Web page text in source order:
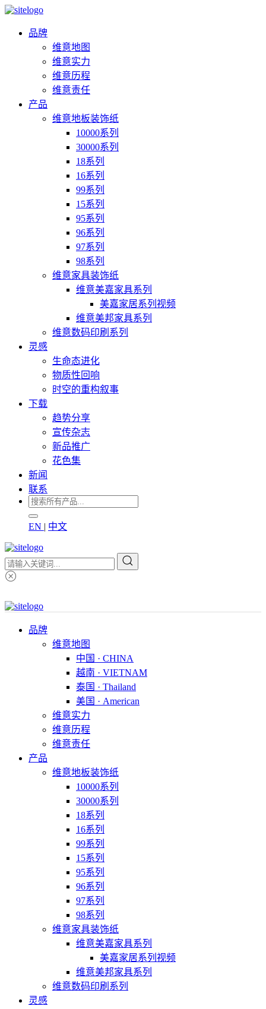
品牌
维意地图
维意实力
维意历程
维意责任
产品
维意地板装饰纸
10000系列
30000系列
18系列
16系列
99系列
15系列
95系列
96系列
97系列
98系列
维意家具装饰纸
维意美嘉家具系列
美嘉家居系列视频
维意美邦家具系列
维意数码印刷系列
灵感
生命态进化
物质性回响
时空的重构叙事
下载
趋势分享
宣传杂志
新品推广
花色集
新闻
联系
EN | 中文
品牌
维意地图
中国 · CHINA
越南 · VIETNAM
泰国 · Thailand
美国 · American
维意实力
维意历程
维意责任
产品
维意地板装饰纸
10000系列
30000系列
18系列
16系列
99系列
15系列
95系列
96系列
97系列
98系列
维意家具装饰纸
维意美嘉家具系列
美嘉家居系列视频
维意美邦家具系列
维意数码印刷系列
灵感